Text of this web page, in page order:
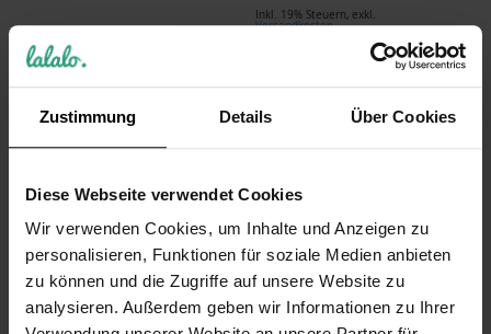
Zustimmung Details Über Cookies
Diese Webseite verwendet Cookies
Wir verwenden Cookies, um Inhalte und Anzeigen zu
personalisieren, Funktionen für soziale Medien anbieten
zu können und die Zugriffe auf unsere Website zu
analysieren. Außerdem geben wir Informationen zu Ihrer
Inkl. 19% Steuern, exkl.
Versandkosten
LEONARDO Tivoli
Rotweinglas mit
Gravur,
LEONARDO Tivoli
XL Rotweinglas mit
Gravur,